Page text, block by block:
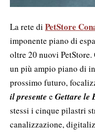
La rete di PetStore
imponente piano di
oltre 20 nuovi
un più ampio piano di
prossimo futuro,
il presente e Gettare le
stessi i cinque pilastri
canalizzazione,